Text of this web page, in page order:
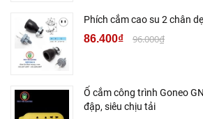
Phích cắm cao su 2 chân
86.400₫ 96.000₫
Ổ cắm công trình Goneo
đập, siêu chịu tải